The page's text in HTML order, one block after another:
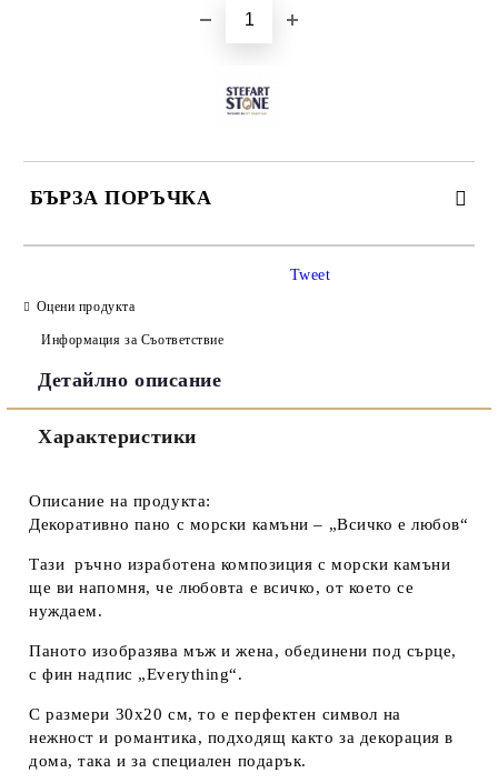
БЪРЗА ПОРЪЧКА
Ние ще се свържем с вас в рамките на работния ден.
Tweet
Оцени продукта
Информация за Съответствие
Детайлно описание
Характеристики
Описание на продукта:
Декоративно пано с морски камъни – „Всичко е любов“
Тази ръчно изработена композиция с морски камъни
ще ви напомня, че любовта е всичко, от което се
нуждаем.
Паното изобразява мъж и жена, обединени под сърце,
с фин надпис „Everything“.
С размери 30х20 см, то е перфектен символ на
нежност и романтика, подходящ както за декорация в
дома, така и за специален подарък.